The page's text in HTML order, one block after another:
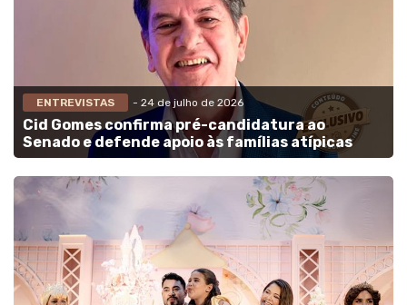
ENTREVISTAS - 24 de julho de 2026
Cid Gomes confirma pré-candidatura ao
Senado e defende apoio às famílias atípicas